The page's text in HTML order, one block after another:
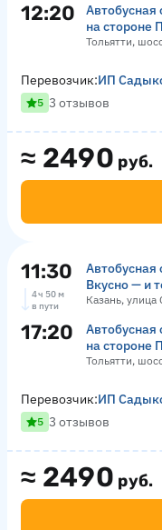
12:20
Автобусная
на стороне
Тольятти,
≈ 2490 руб.
Перевозчик:ИП
5 3 отзывов
11:30
Автобусная
Вкусно — и
Казань, улица
4 ч 50 м
в пути
17:20
Автобусная
на стороне
Тольятти,
≈ 2490 руб.
Перевозчик:ИП
5 3 отзывов